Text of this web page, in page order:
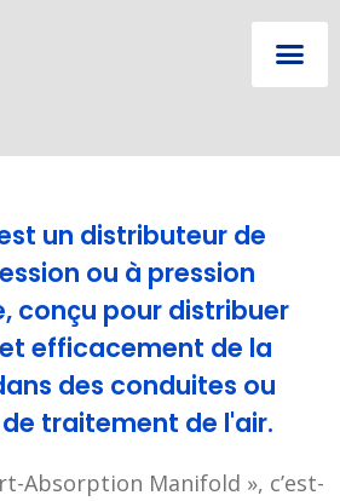
un distributeur de
ou à pression
conçu pour distribuer
efficacement de la
des conduites ou
traitement de l'air.
Absorption Manifold », c’est-